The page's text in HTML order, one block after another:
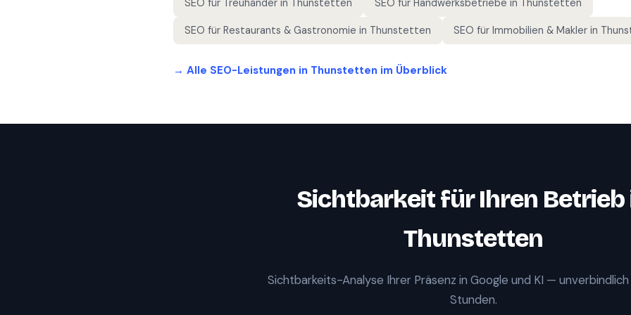
SEO für Treuhänder in Thunstetten SEO für Handwerksbetriebe in Thunstetten
SEO für Restaurants & Gastronomie in Thunstetten SEO für Immobilien & Makler in
→ Alle SEO-Leistungen in Thunstetten im Überblick
Sichtbarkeit für Ihren Betrieb
Thunstetten
Sichtbarkeits-Analyse Ihrer Präsenz in Google und KI — unverbindlich
Stunden.